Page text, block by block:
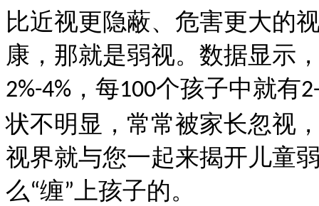
比近视更隐蔽、危害更大的
康，那就是弱视。数据显示
2%-4% ，每100个孩子中就有
状不明显，常常被家长忽视
视界就与您一起来揭开儿童
么“缠” 上孩子的。